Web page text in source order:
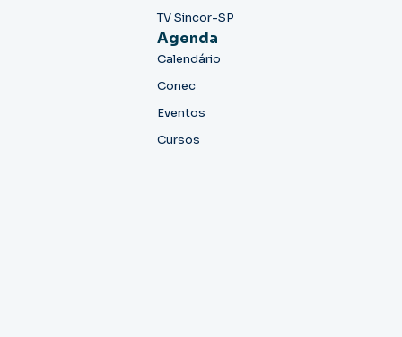
TV Sincor-SP
Agenda
Calendário
Conec
Eventos
Cursos